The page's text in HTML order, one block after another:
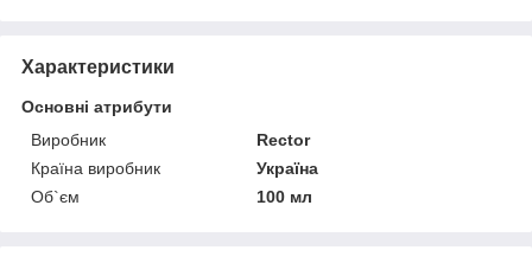
Характеристики
Основні атрибути
Виробник
Rector
Країна виробник
Україна
Об`єм
100 мл